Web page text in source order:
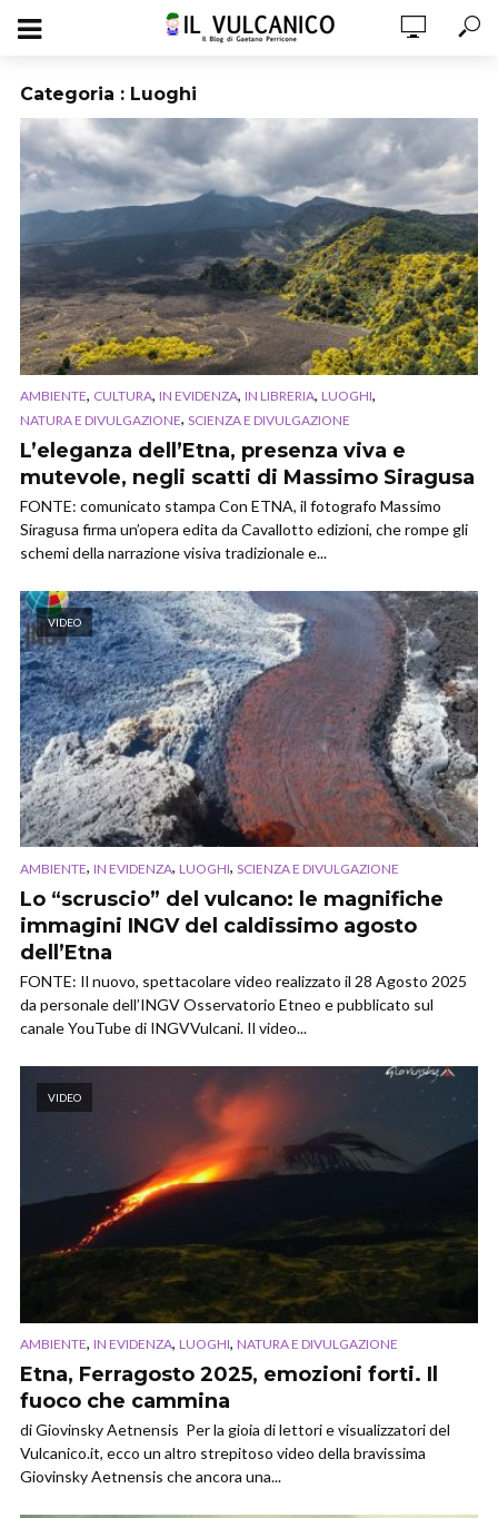
Categoria : Luoghi
AMBIENTE, CULTURA, IN EVIDENZA, IN LIBRERIA, LUOGHI,
NATURA E DIVULGAZIONE, SCIENZA E DIVULGAZIONE
L’eleganza dell’Etna, presenza viva e
mutevole, negli scatti di Massimo Siragusa
FONTE: comunicato stampa Con ETNA, il fotografo Massimo
Siragusa firma un’opera edita da Cavallotto edizioni, che rompe gli
schemi della narrazione visiva tradizionale e...
VIDEO
AMBIENTE, IN EVIDENZA, LUOGHI, SCIENZA E DIVULGAZIONE
Lo “scruscio” del vulcano: le magnifiche
immagini INGV del caldissimo agosto
dell’Etna
FONTE: Il nuovo, spettacolare video realizzato il 28 Agosto 2025
da personale dell’INGV Osservatorio Etneo e pubblicato sul
canale YouTube di INGVVulcani. Il video...
VIDEO
AMBIENTE, IN EVIDENZA, LUOGHI, NATURA E DIVULGAZIONE
Etna, Ferragosto 2025, emozioni forti. Il
fuoco che cammina
di Giovinsky Aetnensis Per la gioia di lettori e visualizzatori del
Vulcanico.it, ecco un altro strepitoso video della bravissima
Giovinsky Aetnensis che ancora una...